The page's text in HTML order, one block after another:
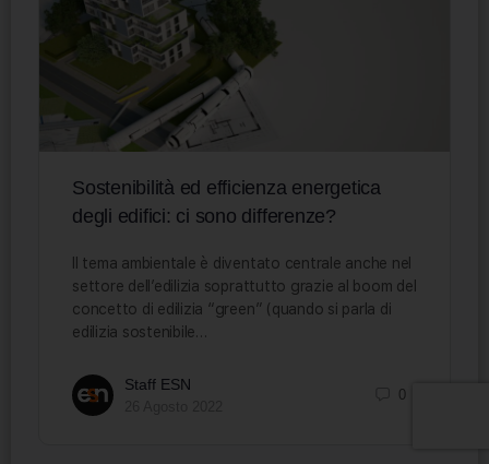
Sostenibilità ed efficienza energetica
degli edifici: ci sono differenze?
Il tema ambientale è diventato centrale anche nel
settore dell’edilizia soprattutto grazie al boom del
concetto di edilizia “green” (quando si parla di
edilizia sostenibile…
Staff ESN
0